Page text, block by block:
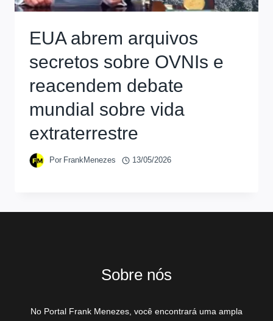
EUA abrem arquivos
secretos sobre OVNIs e
reacendem debate
mundial sobre vida
extraterrestre
Por FrankMenezes 13/05/2026
Sobre nós
No Portal Frank Menezes, você encontrará uma ampla